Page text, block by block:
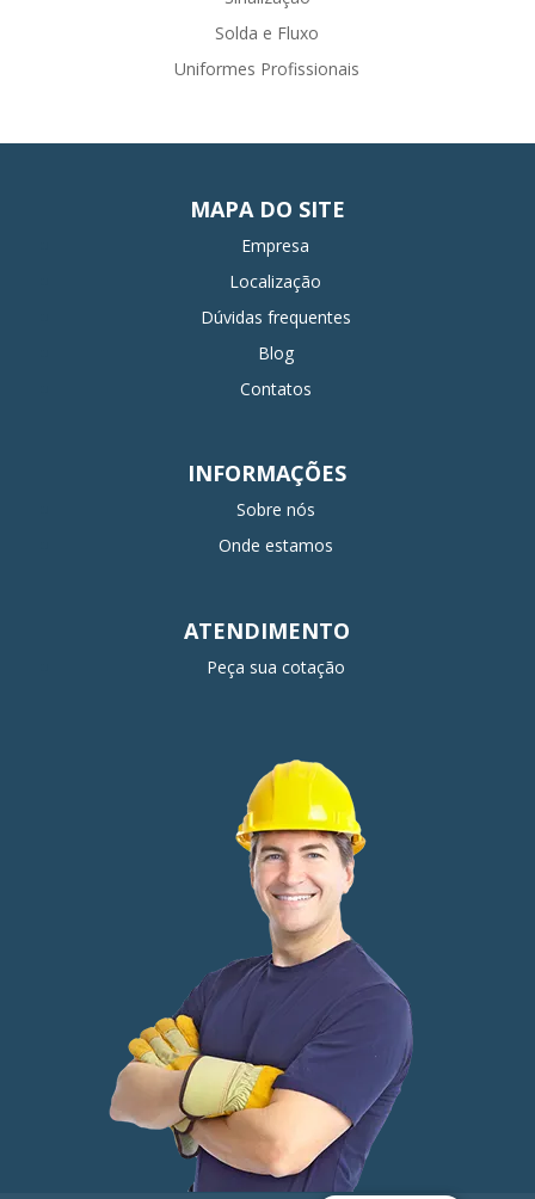
Solda e Fluxo
Uniformes Profissionais
MAPA DO SITE
Empresa
Localização
Dúvidas frequentes
Blog
Contatos
INFORMAÇÕES
Sobre nós
Onde estamos
ATENDIMENTO
Peça sua cotação